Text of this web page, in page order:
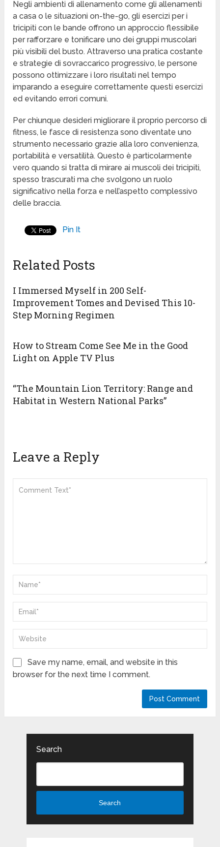
Negli ambienti di allenamento come gli allenamenti
a casa o le situazioni on-the-go, gli esercizi per i
tricipiti con le bande offrono un approccio flessibile
per rafforzare e tonificare uno dei gruppi muscolari
più visibili del busto. Attraverso una pratica costante
e strategie di sovraccarico progressivo, le persone
possono ottimizzare i loro risultati nel tempo
imparando a eseguire correttamente questi esercizi
ed evitando errori comuni.
Per chiunque desideri migliorare il proprio percorso di
fitness, le fasce di resistenza sono diventate uno
strumento necessario grazie alla loro convenienza,
portabilità e versatilità. Questo è particolarmente
vero quando si tratta di mirare ai muscoli dei tricipiti,
spesso trascurati ma che svolgono un ruolo
significativo nella forza e nell’aspetto complessivo
delle braccia.
Pin It
Related Posts
I Immersed Myself in 200 Self-
Improvement Tomes and Devised This 10-
Step Morning Regimen
How to Stream Come See Me in the Good
Light on Apple TV Plus
“The Mountain Lion Territory: Range and
Habitat in Western National Parks”
Leave a Reply
Save my name, email, and website in this
browser for the next time I comment.
Search
Search